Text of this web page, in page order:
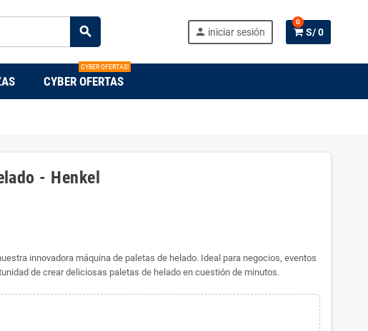
search person iniciar sesión
0
S/ 0
CYBER OFERTAS
CYBER OFERTAS!
- Henkel
innovadora máquina de paletas de helado. Ideal para negocios, eventos
de crear deliciosas paletas de helado en cuestión de minutos.